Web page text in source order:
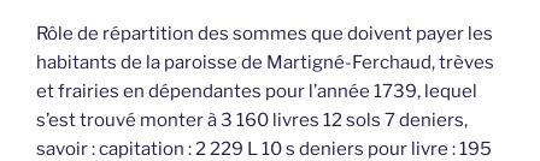
Rôle de répartition des sommes que doivent payer les
habitants de la paroisse de Martigné-Ferchaud, trèves
et frairies en dépendantes pour l’année 1739, lequel
s’est trouvé monter à 3 160 livres 12 sols 7 deniers,
savoir : capitation : 2 229 L 10 s deniers pour livre : 195